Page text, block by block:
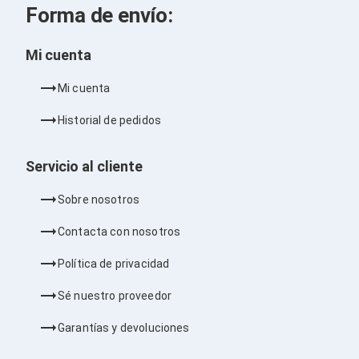
Candados para PC's
Limpiadores para Electrónicos
Laptops
Workstations
Barebones
Micrófonos
Bases para Audífonos
Accesorios para Micrófonos
Audífonos Intrauriculares
Bocinas y Bafles
Bocinas Portátiles
Forma de envío:
Mi cuenta
Mi cuenta
Historial de pedidos
Servicio al cliente
Sobre nosotros
Contacta con nosotros
Política de privacidad
Sé nuestro proveedor
Garantías y devoluciones